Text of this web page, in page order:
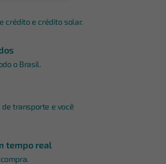
crédito e crédito solar.
o Brasil.
transporte e você
tempo real